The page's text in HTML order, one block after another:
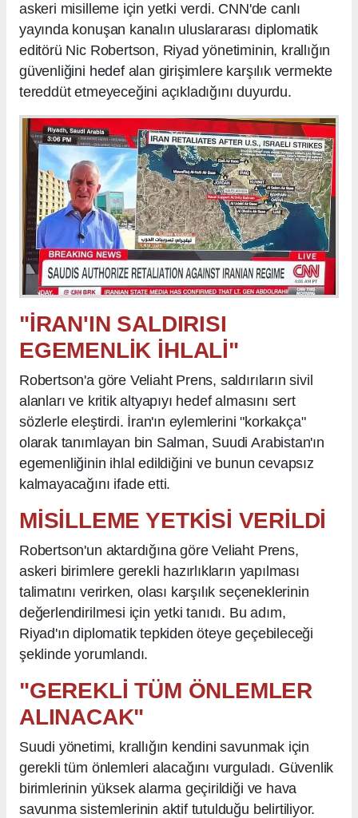
askeri misilleme için yetki verdi. CNN'de canlı
yayında konuşan kanalın uluslararası diplomatik
editörü Nic Robertson, Riyad yönetiminin, krallığın
güvenliğini hedef alan girişimlere karşılık vermekte
tereddüt etmeyeceğini açıkladığını duyurdu.
"İRAN'IN SALDIRISI
EGEMENLİK İHLALİ"
Robertson'a göre Veliaht Prens, saldırıların sivil
alanları ve kritik altyapıyı hedef almasını sert
sözlerle eleştirdi. İran'ın eylemlerini "korkakça"
olarak tanımlayan bin Salman, Suudi Arabistan'ın
egemenliğinin ihlal edildiğini ve bunun cevapsız
kalmayacağını ifade etti.
MİSİLLEME YETKİSİ VERİLDİ
Robertson'un aktardığına göre Veliaht Prens,
askeri birimlere gerekli hazırlıkların yapılması
talimatını verirken, olası karşılık seçeneklerinin
değerlendirilmesi için yetki tanıdı. Bu adım,
Riyad'ın diplomatik tepkiden öteye geçebileceği
şeklinde yorumlandı.
"GEREKLİ TÜM ÖNLEMLER
ALINACAK"
Suudi yönetimi, krallığın kendini savunmak için
gerekli tüm önlemleri alacağını vurguladı. Güvenlik
birimlerinin yüksek alarma geçirildiği ve hava
savunma sistemlerinin aktif tutulduğu belirtiliyor.